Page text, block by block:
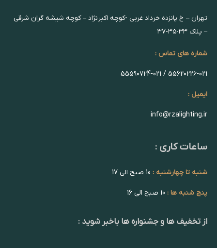
تهران – خ پانزده خرداد غربی -کوچه اکبرنژاد – کوچه شیشه گران شرقی
– پلاک ۳۳-۳۵-۳۷
شماره های تماس :
55620226-021 / 55590724-021
ایمیل :
info@rzalighting.ir
ساعات کاری :
شنبه تا چهارشنبه :
پنج شنبه ها :
از تخفیف ها و جشنواره ها باخبر شوید :